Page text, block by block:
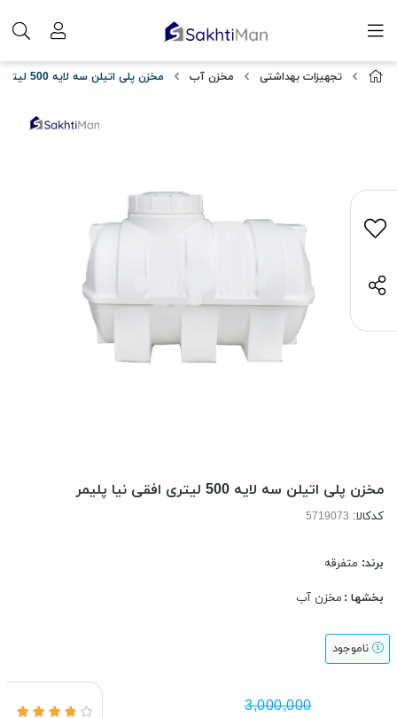
تجهیزات بهداشتی مخزن آب مخزن پلی اتیلن سه لایه 500 لیتری افقی نیا پلیمر
مخزن پلی اتیلن سه لایه 500 لیتری افقی نیا پلیمر
کدکالا:
برند: متفرقه
بخشها : مخزن آب
ناموجود
3,000,000